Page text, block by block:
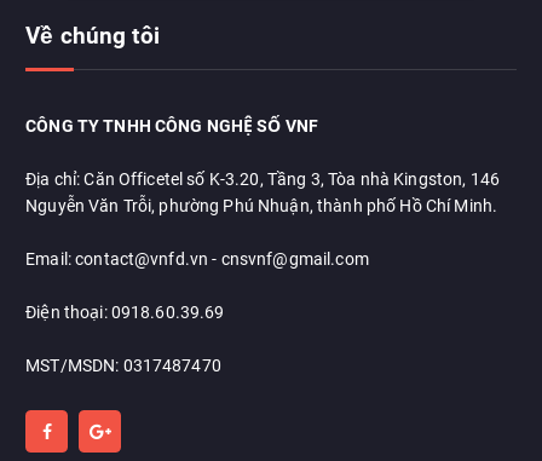
Về chúng tôi
CÔNG TY TNHH CÔNG NGHỆ SỐ VNF
Địa chỉ: Căn Officetel số K-3.20, Tầng 3, Tòa nhà Kingston, 146
Nguyễn Văn Trỗi, phường Phú Nhuận, thành phố Hồ Chí Minh.
Email: contact@vnfd.vn - cnsvnf@gmail.com
Điện thoại: 0918.60.39.69
MST/MSDN: 0317487470